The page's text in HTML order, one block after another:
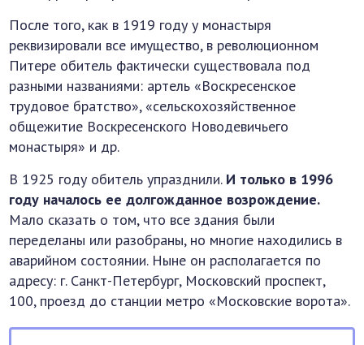
После того, как в 1919 году у монастыря
реквизировали все имущество, в революционном
Питере обитель фактически существовала под
разными названиями: артель «Воскресенское
трудовое братство», «сельскохозяйственное
общежитие Воскресенского Новодевичьего
монастыря» и др.
В 1925 году обитель упразднили. И только в 1996
году началось ее долгожданное возрождение.
Мало сказать о том, что все здания были
переделаны или разобраны, но многие находились в
аварийном состоянии. Ныне он располагается по
адресу: г. Санкт-Петербург, Московский проспект,
100, проезд до станции метро «Московские ворота».